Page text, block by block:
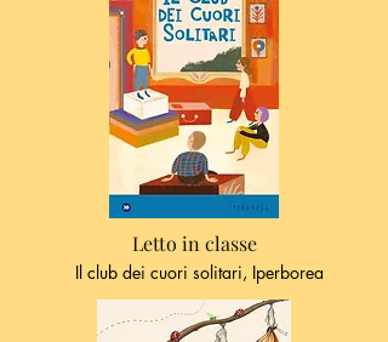
Letto in classe
Il club dei cuori solitari, Iperborea